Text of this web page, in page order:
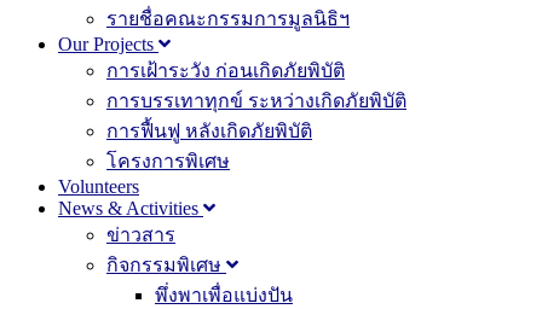
รายชื่อคณะกรรมการมูลนิธิฯ
Our Projects
การเฝ้าระวัง ก่อนเกิดภัยพิบัติ
การบรรเทาทุกข์ ระหว่างเกิดภัยพิบัติ
การฟื้นฟู หลังเกิดภัยพิบัติ
โครงการพิเศษ
Volunteers
News & Activities
ข่าวสาร
กิจกรรมพิเศษ
พึ่งพาเพื่อแบ่งปัน